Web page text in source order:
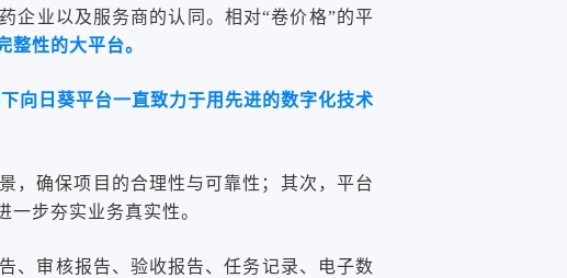
企业以及服务商的认同。相对“卷价格”的平
性的大平台。
向日葵平台一直致力于用先进的数字化技术
，确保项目的合理性与可靠性；其次，平台
步夯实业务真实性。
、审核报告、验收报告、任务记录、电子数